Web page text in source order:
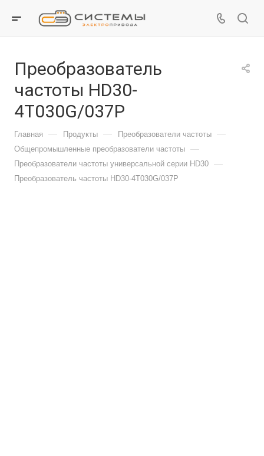
Преобразователь
частоты HD30-
4T030G/037P
Главная — Продукты — Преобразователи частоты —
Общепромышленные преобразователи частоты —
Преобразователи частоты универсальной серии HD30 —
Преобразователь частоты HD30-4T030G/037P